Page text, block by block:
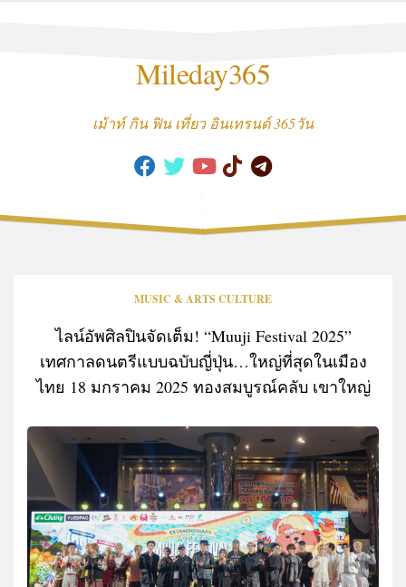
Mileday365
เม้าท์ กิน ฟิน เที่ยว อินเทรนด์ 365วัน
MUSIC & ARTS CULTURE
ไลน์อัพศิลปินจัดเต็ม! “Muuji Festival 2025”
เทศกาลดนตรีแบบฉบับญี่ปุ่น…ใหญ่ที่สุดในเมือง
ไทย 18 มกราคม 2025 ทองสมบูรณ์คลับ เขาใหญ่